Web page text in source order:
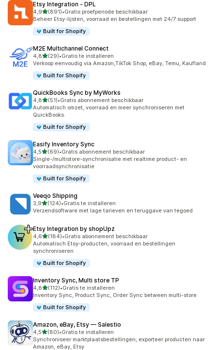
Etsy Integration ‑ DPL
4,9van 5 sterren
(891)
891 recensies in totaal
•Gratis proefperiode beschikbaar
Beheer Etsy-lijsten, voorraad en bestellingen met 24/7 support
Built for Shopify
M2E Multichannel Connect
4,8van 5 sterren
(29)
29 recensies in totaal
•Gratis te installeren
Verkoop eenvoudig via Amazon,TikTok Shop, eBay, Temu, Kaufland
Built for Shopify
QuickBooks Sync by MyWorks
4,8van 5 sterren
(51)
51 recensies in totaal
•Gratis abonnement beschikbaar
Automatisch omzet, voorraad en meer synchroniseren met
QuickBooks.
Built for Shopify
Easify Inventory Sync
4,5van 5 sterren
(69)
69 recensies in totaal
•Gratis abonnement beschikbaar
Single-/multistore-synchronisatie met realtime product- en
voorraadsynchronisatie
Built for Shopify
Veeqo Shipping
3,9van 5 sterren
(124)
124 recensies in totaal
•Gratis te installeren
Verzendsoftware met lage tarieven en teruggave van tegoed
Etsy Integration by shopUpz
4,6van 5 sterren
(184)
184 recensies in totaal
•Gratis abonnement beschikbaar
Automatisch Etsy-producten, voorraad en bestellingen
synchroniseren
Built for Shopify
Inventory Sync, Multi store TP
4,8van 5 sterren
(112)
112 recensies in totaal
•Gratis te installeren
Inventory Sync, Product Sync, Order Sync between multi-store
Built for Shopify
Amazon, eBay, Etsy — Salestio
4,5van 5 sterren
(80)
80 recensies in totaal
•Gratis te installeren
Synchroniseer marktplaatsbestellingen, exporteer producten naar
Amazon, eBay, Etsy